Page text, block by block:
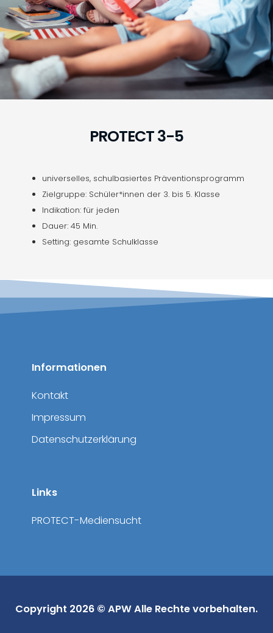
PROTECT 3-5​
universelles, schulbasiertes Präventionsprogramm
Zielgruppe: Schüler*innen der 3. bis 5. Klasse
Indikation: für jeden
Dauer: 45 Min.
Setting: gesamte Schulklasse
Informationen
Kontakt
Impressum
Datenschutzerklärung
Links
PROTECT-Mediensucht
Copyright 2026 © APW Alle Rechte vorbehalten.